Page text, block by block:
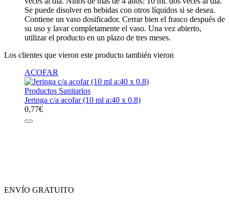
Se puede disolver en bebidas con otros líquidos si se desea.
Contiene un vaso dosificador. Cerrar bien el frasco después de
su uso y lavar completamente el vaso. Una vez abierto,
utilizar el producto en un plazo de tres meses.
Los clientes que vieron este producto también vieron
ACOFAR
Productos Sanitarios
Jeringa c/a acofar (10 ml a:40 x 0.8)
0,77€
ENVÍO GRATUITO